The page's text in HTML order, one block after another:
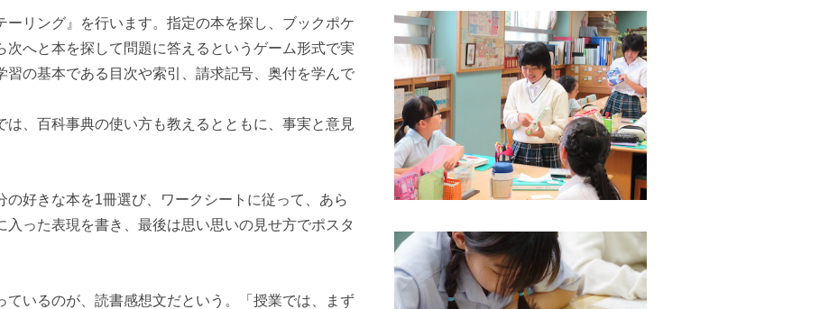
ーリング』を行います。指定の本を探し、ブックポケ
次へと本を探して問題に答えるというゲーム形式で実
の基本である目次や索引、請求記号、奥付を学んで
は、百科事典の使い方も教えるとともに、事実と意見
の好きな本を1冊選び、ワークシートに従って、あら
った表現を書き、最後は思い思いの見せ方でポスタ
ているのが、読書感想文だという。「授業では、まず